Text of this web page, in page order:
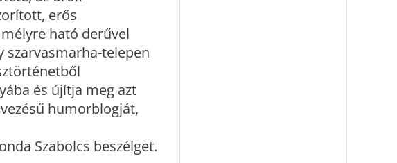
erős
ható derűvel
szarvasmarha-telepen
és újítja meg azt
humorblogját,
Szabolcs beszélget.